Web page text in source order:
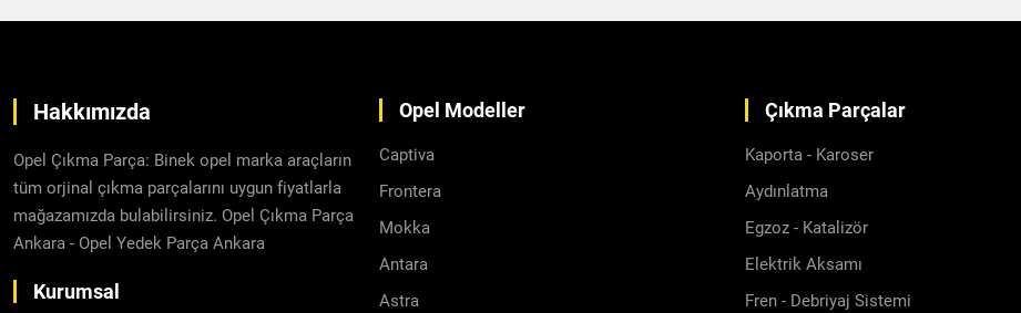
Hakkımızda
Opel Çıkma Parça: Binek opel marka araçların
tüm orjinal çıkma parçalarını uygun fiyatlarla
mağazamızda bulabilirsiniz. Opel Çıkma Parça
Ankara - Opel Yedek Parça Ankara
Kurumsal
Opel Modeller
Captiva
Frontera
Mokka
Antara
Astra
Çıkma Parçalar
Kaporta - Karoser
Aydınlatma
Egzoz - Katalizör
Elektrik Aksamı
Fren - Debriyaj Sistemi